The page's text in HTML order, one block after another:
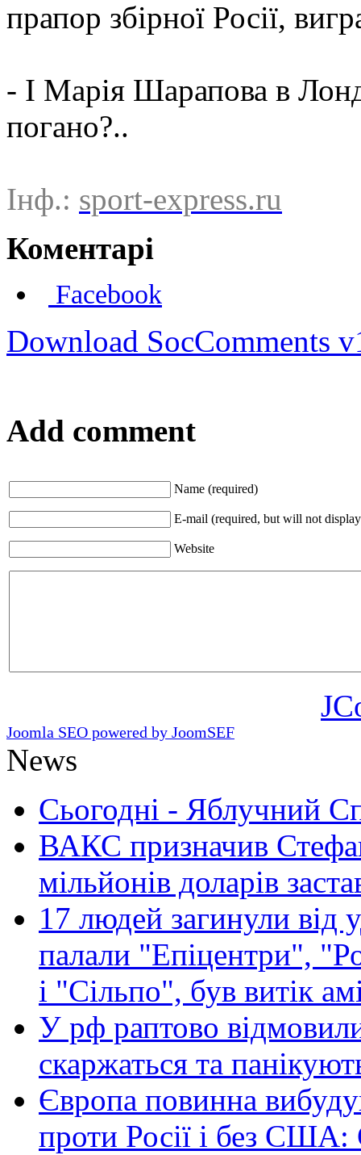
прапор збірної Росії,
- І Марія Шарапова в
погано?..
Інф.: sport-express.ru
Коментарі
Facebook
Download SocComments
Add comment
Name (required)
E-mail (required, but will not
Website
Joomla SEO powered by JoomSEF
News
Сьогодні - Яблучний
ВАКС призначив
мільйонів доларів
17 людей загинули від
палали "Епіцентри",
і "Сільпо", був витік
У рф раптово
скаржаться та
Європа повинна
проти Росії і без США: